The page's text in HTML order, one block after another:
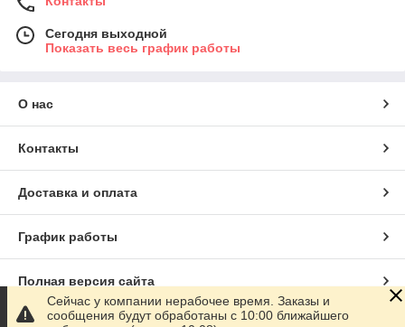
Сегодня выходной
Показать весь график работы
О нас
Контакты
Доставка и оплата
График работы
Полная версия сайта
Сейчас у компании нерабочее время. Заказы и
сообщения будут обработаны с 10:00 ближайшего